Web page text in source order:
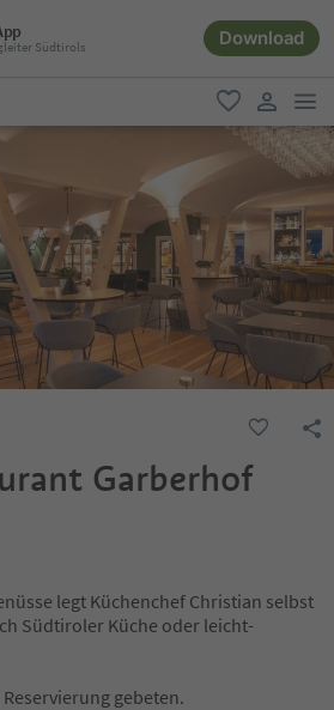
Südtirols Download
favorit
user link
Garberhof
legt Küchenchef Christian selbst
Südtiroler Küche oder leicht-
gebeten.